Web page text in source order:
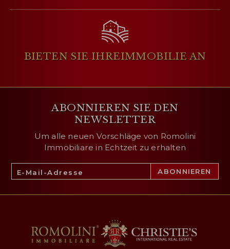
BIETEN SIE IHREIMMOBILIE AN
ABONNIEREN SIE DEN
NEWSLETTER
Um alle neuen Vorschläge von Romolini
Immobiliare in Echtzeit zu erhalten